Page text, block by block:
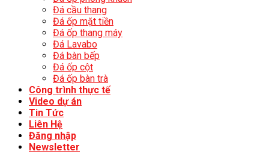
Đá cầu thang
Đá ốp mặt tiền
Đá ốp thang máy
Đá Lavabo
Đá bàn bếp
Đá ốp cột
Đá ốp bàn trà
Công trình thực tế
Video dự án
Tin Tức
Liên Hệ
Đăng nhập
Newsletter